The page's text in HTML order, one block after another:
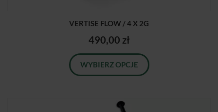
VERTISE FLOW / 4 X 2G
490,00 zł
WYBIERZ OPCJE